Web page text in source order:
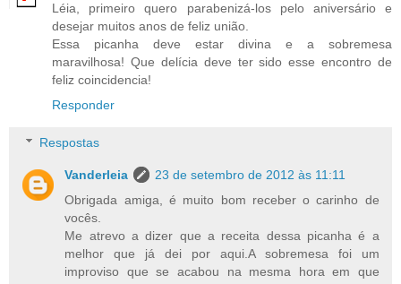
Léia, primeiro quero parabenizá-los pelo aniversário e
desejar muitos anos de feliz união.
Essa picanha deve estar divina e a sobremesa
maravilhosa! Que delícia deve ter sido esse encontro de
feliz coincidencia!
Responder
Respostas
Vanderleia
23 de setembro de 2012 às 11:11
Obrigada amiga, é muito bom receber o carinho de
vocês.
Me atrevo a dizer que a receita dessa picanha é a
melhor que já dei por aqui.A sobremesa foi um
improviso que se acabou na mesma hora em que